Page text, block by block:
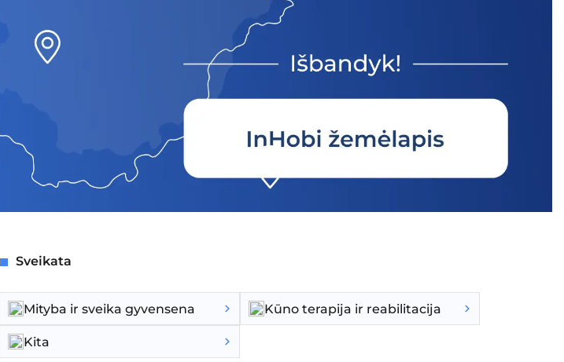
Sveikata
Mityba ir sveika gyvensena Kūno terapija ir reabilitacija
Kita